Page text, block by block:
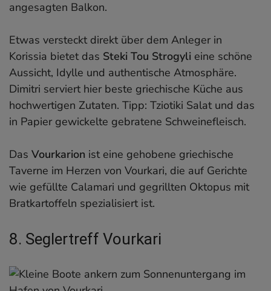
angesagten Balkon.
Etwas versteckt direkt über dem Anleger in
Korissia bietet das Steki Tou Strogyli eine schöne
Aussicht, Idylle und authentische Atmosphäre.
Dimitri serviert hier beste griechische Küche aus
hochwertigen Zutaten. Tipp: Tziotiki Salat und das
in Papier gewickelte gebratene Schweinefleisch.
Das Vourkarion ist eine gehobene griechische
Taverne im Herzen von Vourkari, die auf Gerichte
wie gefüllte Calamari und gegrillten Oktopus mit
Bratkartoffeln spezialisiert ist.
8. Seglertreff Vourkari